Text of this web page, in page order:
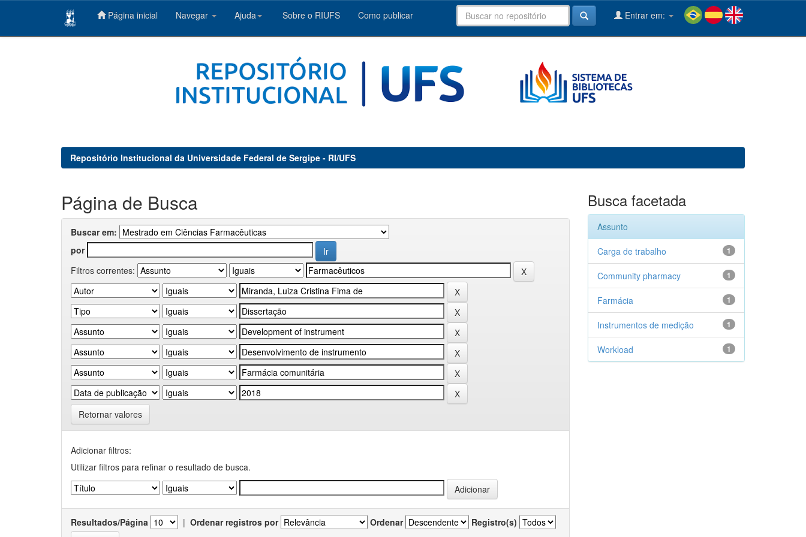
Página inicial Navegar Ajuda Sobre o RIUFS Como publicar Entrar em:
Repositório Institucional da Universidade Federal de Sergipe - RI/UFS
Página de Busca
Buscar em:
por
Filtros correntes:
Retornar valores
Adicionar filtros:
Utilizar filtros para refinar o resultado de busca.
Resultados/Página | Ordenar registros por Ordenar Registro(s)
Busca facetada
Assunto
1
Carga de trabalho
1
Community pharmacy
1
Farmácia
1
Instrumentos de medição
1
Workload